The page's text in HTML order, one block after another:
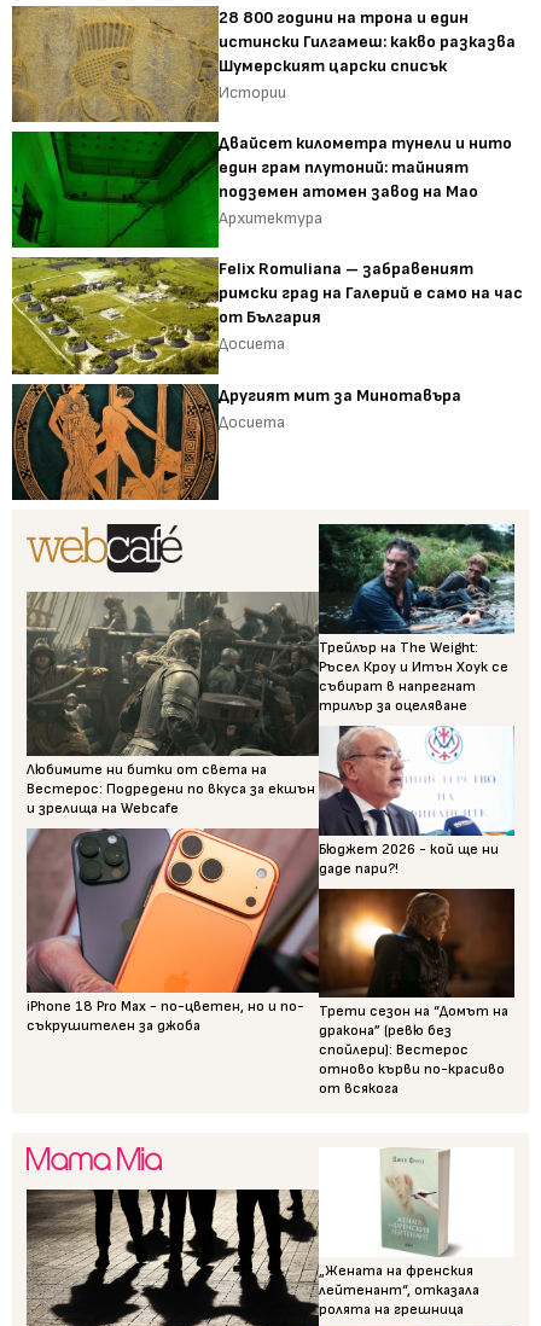
28 800 години на трона и един
истински Гилгамеш: какво разказва
Шумерският царски списък
Истории
Двайсет километра тунели и нито
един грам плутоний: тайният
подземен атомен завод на Мао
Архитектура
Felix Romuliana – забравеният
римски град на Галерий е само на час
от България
Досиета
Другият мит за Минотавъра
Досиета
Любимите ни битки от света на
Вестерос: Подредени по вкуса за екшън
и зрелища на Webcafe
iPhone 18 Pro Max - по-цветен, но и по-
съкрушителен за джоба
Трейлър на The Weight:
Ръсел Кроу и Итън Хоук се
събират в напрегнат
трилър за оцеляване
Бюджет 2026 - кой ще ни
даде пари?!
Трети сезон на “Домът на
дракона” (ревю без
спойлери): Вестерос
отново кърви по-красиво
от всякога
„Жената на френския
лейтенант“, отказала
ролята на грешница